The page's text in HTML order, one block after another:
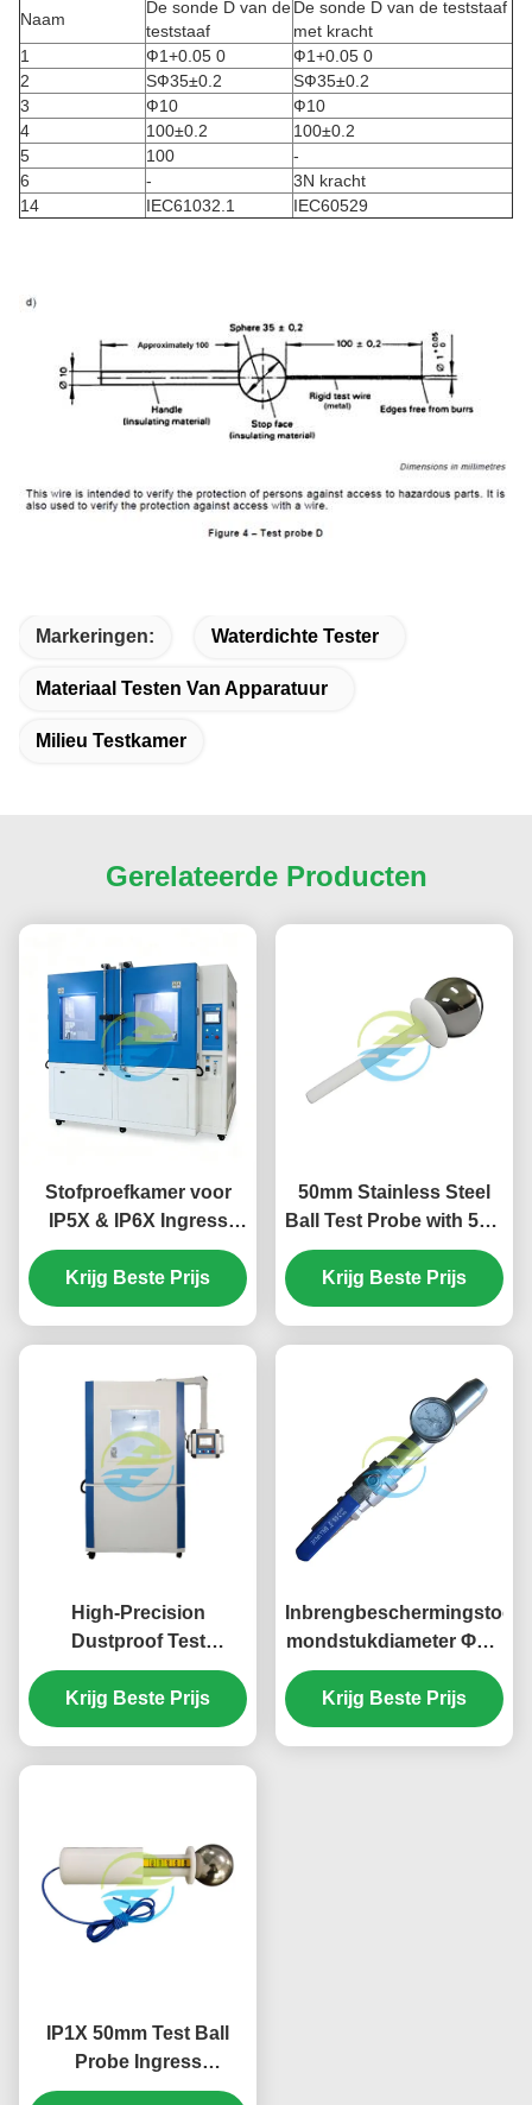
Naam
De sonde D van de
teststaaf
De sonde D van de teststaaf
met kracht
1
Ф1+0.05 0
Ф1+0.05 0
2
SФ35±0.2
SФ35±0.2
3
Ф10
Ф10
4
100±0.2
100±0.2
5
100
-
6
-
3N kracht
14
IEC61032.1 IEC60529
Markeringen: Waterdichte Tester
Materiaal Testen Van Apparatuur
Milieu Testkamer
Gerelateerde Producten
Stofproefkamer voor
IP5X & IP6X Ingress
Protection Testing.
Krijg Beste Prijs
50mm Stainless Steel
Ball Test Probe with 50N
Force for Precision IEC
61032 IP Testing
Equipment HT-I01
Krijg Beste Prijs
High-Precision
Dustproof Test
Chamber with
Programmable Control
System for IP5X & IP6X
Krijg Beste Prijs
mondstukdiameter Φ6,3
mm/Φ12,5 mm IEC60529
Krijg Beste Prijs
IP1X 50mm Test Ball
Probe Ingress
Protection Test